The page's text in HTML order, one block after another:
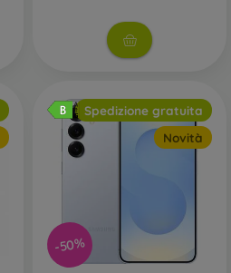
-50%
Spedizione gratuita
Novità